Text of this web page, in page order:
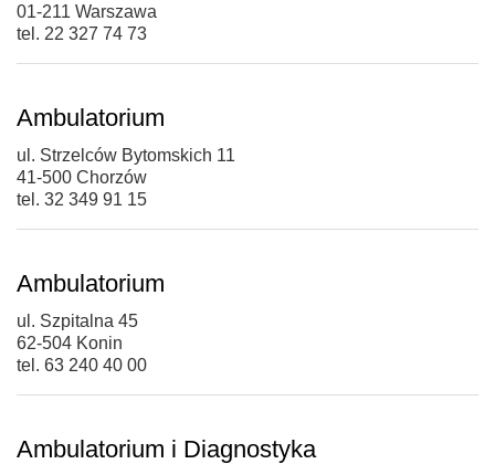
01-211 Warszawa
tel. 22 327 74 73
Ambulatorium
ul. Strzelców Bytomskich 11
41-500 Chorzów
tel. 32 349 91 15
Ambulatorium
ul. Szpitalna 45
62-504 Konin
tel. 63 240 40 00
Ambulatorium i Diagnostyka